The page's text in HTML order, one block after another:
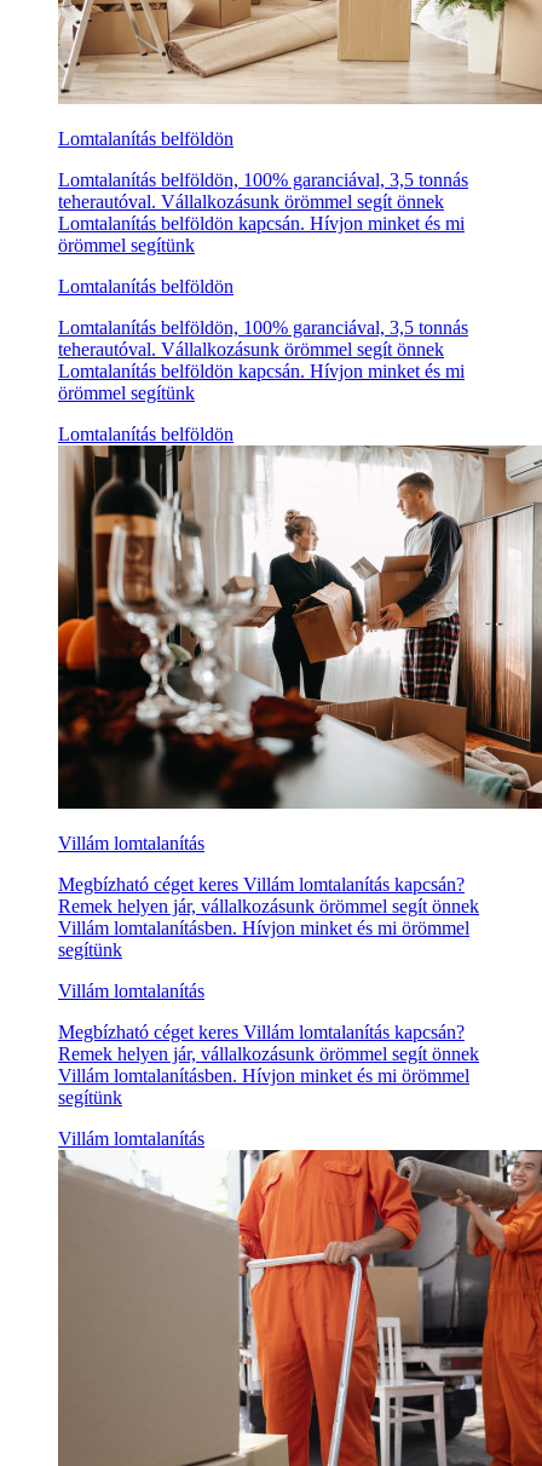
Lomtalanítás belföldön
Lomtalanítás belföldön, 100% garanciával, 3,5 tonnás
teherautóval. Vállalkozásunk örömmel segít önnek
Lomtalanítás belföldön kapcsán. Hívjon minket és mi
örömmel segítünk
Lomtalanítás belföldön
Lomtalanítás belföldön, 100% garanciával, 3,5 tonnás
teherautóval. Vállalkozásunk örömmel segít önnek
Lomtalanítás belföldön kapcsán. Hívjon minket és mi
örömmel segítünk
Lomtalanítás belföldön
Villám lomtalanítás
Megbízható céget keres Villám lomtalanítás kapcsán?
Remek helyen jár, vállalkozásunk örömmel segít önnek
Villám lomtalanításben. Hívjon minket és mi örömmel
segítünk
Villám lomtalanítás
Megbízható céget keres Villám lomtalanítás kapcsán?
Remek helyen jár, vállalkozásunk örömmel segít önnek
Villám lomtalanításben. Hívjon minket és mi örömmel
segítünk
Villám lomtalanítás